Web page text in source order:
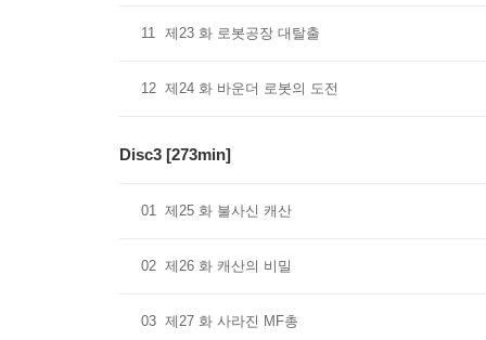
11 제23 화 로봇공장 대탈출
12 제24 화 바운더 로봇의 도전
Disc3 [273min]
01 제25 화 불사신 캐산
02 제26 화 캐산의 비밀
03 제27 화 사라진 MF총